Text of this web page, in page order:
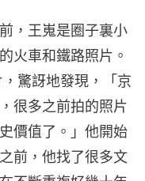
，王嵬是圈子裏小
火車和鐵路照片。
驚訝地發現，「京
很多之前拍的照片
價值了。」他開始
前，他找了很多文